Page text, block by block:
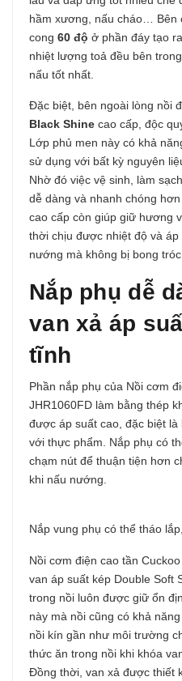
hầm xương, nấu cháo… Bên
cong 60 độ ở phần đáy tạo
nhiệt lượng toả đều bên
nấu tốt nhất.
Đặc biệt, bên ngoài lòng nồi
Black Shine cao cấp, độc
Lớp phủ men này có khả
sử dụng với bất kỳ nguyên
Nhờ đó việc vệ sinh, làm
dễ dàng và nhanh chóng
cao cấp còn giúp giữ hương
thời chịu được nhiệt độ và
nướng mà không bị bong tróc.
Nắp phụ dễ
van xả áp
tĩnh
Phần nắp phụ của Nồi cơm
JHR1060FD làm bằng thép
được áp suất cao, đặc biệt
với thực phẩm. Nắp phụ có
chạm nút để thuận tiện hơn
khi nấu nướng.
Nắp vung phụ có thể tháo
Nồi cơm điện cao tần
van áp suất kép Double Soft
trong nồi luôn được giữ ổn
này mà nồi cũng có khả
nồi kín gần như môi trường
thức ăn trong nồi khi khóa
Đồng thời, van xả được thiết